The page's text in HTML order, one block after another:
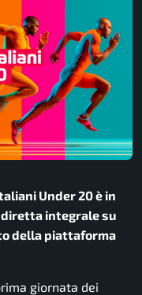
Under 20 è in
diretta integrale su
della piattaforma
giornata dei